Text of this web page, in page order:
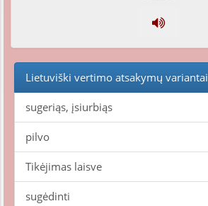
Lietuviški vertimo atsakymų variantai
sugeriąs, įsiurbiąs
pilvo
Tikėjimas laisve
sugėdinti